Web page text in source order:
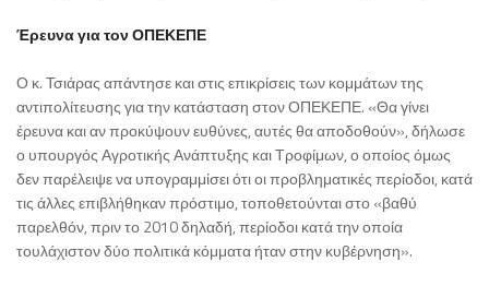
Έρευνα για τον ΟΠΕΚΕΠΕ
Ο κ. Τσιάρας απάντησε και στις επικρίσεις των κομμάτων της
αντιπολίτευσης για την κατάσταση στον ΟΠΕΚΕΠΕ. «Θα γίνει
έρευνα και αν προκύψουν ευθύνες, αυτές θα αποδοθούν», δήλωσε
ο υπουργός Αγροτικής Ανάπτυξης και Τροφίμων, ο οποίος όμως
δεν παρέλειψε να υπογραμμίσει ότι οι προβληματικές περίοδοι, κατά
τις άλλες επιβλήθηκαν πρόστιμο, τοποθετούνται στο «βαθύ
παρελθόν, πριν το 2010 δηλαδή, περίοδοι κατά την οποία
τουλάχιστον δύο πολιτικά κόμματα ήταν στην κυβέρνηση».